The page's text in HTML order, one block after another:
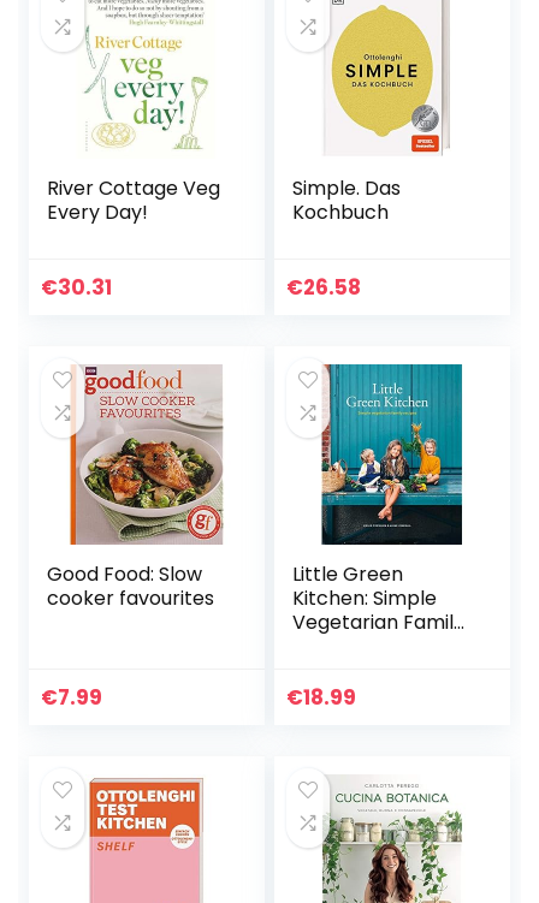
River Cottage Veg
Every Day!
€30.31
Simple. Das
Kochbuch
€26.58
Good Food: Slow
cooker favourites
€7.99
Little Green
Kitchen: Simple
Vegetarian Family
€18.99